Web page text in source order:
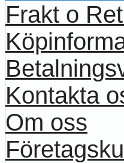
Frakt o
Kontakta
Om oss